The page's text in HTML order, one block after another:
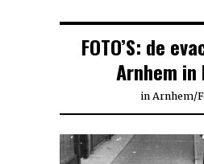
FOTO’S: de
Arnhem in
in Arnhem/